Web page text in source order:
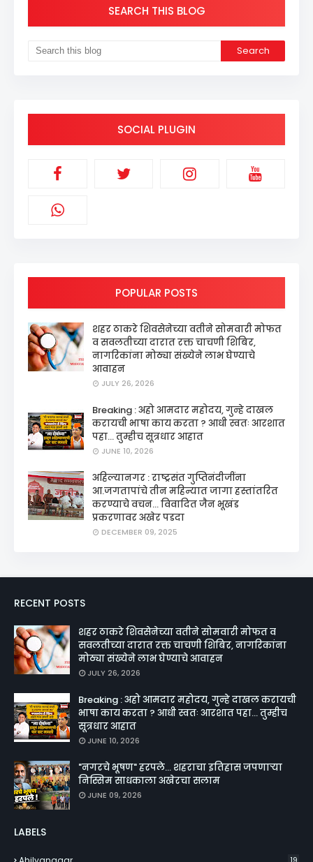
SEARCH THIS BLOG
SOCIAL PLUGIN
POPULAR POSTS
शहर ठाकरे शिवसेनेच्या वतीने सोमवारी मोफत
व सवलतीच्या दारात रक्त चाचणी शिबिर,
नागरिकांना मोठ्या संख्येने लाभ घेण्याचे
आवाहन
JULY 26, 2026
Breaking : अहो आमदार महोदय, गुन्हे दाखल
करायची भाषा काय करता ? आधी स्वतः आरशात
पहा... तुम्हीच सूत्रधार आहात
JUNE 10, 2026
अहिल्यानगर : राष्ट्रसंत गुप्तिनंदीजींना
आ.जगतापांचे तीन महिन्यात जागा हस्तांतरित
करण्याचे वचन... विवादित जैन भूखंड
प्रकरणावर अखेर पडदा
DECEMBER 09, 2025
RECENT POSTS
शहर ठाकरे शिवसेनेच्या वतीने सोमवारी मोफत व
सवलतीच्या दारात रक्त चाचणी शिबिर, नागरिकांना
मोठ्या संख्येने लाभ घेण्याचे आवाहन
JULY 26, 2026
Breaking : अहो आमदार महोदय, गुन्हे दाखल करायची
भाषा काय करता ? आधी स्वतः आरशात पहा... तुम्हीच
सूत्रधार आहात
JUNE 10, 2026
"नगरचे भूषण" हरपले... शहराचा इतिहास जपणाऱ्या
निस्सिम साधकाला अखेरचा सलाम
JUNE 09, 2026
LABELS